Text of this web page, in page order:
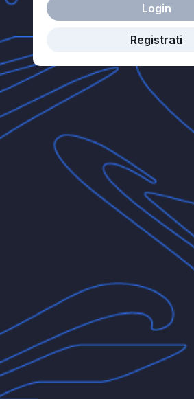
Login
Registrati